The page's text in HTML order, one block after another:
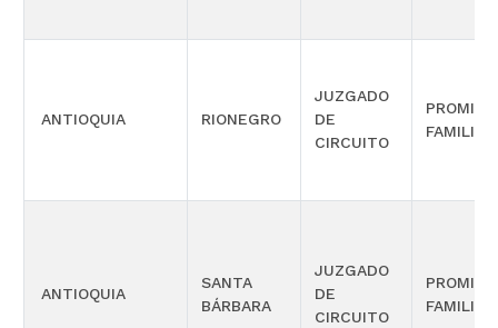
ANTIOQUIA RIONEGRO
JUZGADO
DE
CIRCUITO
FAMILIA
ANTIOQUIA
SANTA
BÁRBARA
JUZGADO
DE
CIRCUITO
FAMILIA